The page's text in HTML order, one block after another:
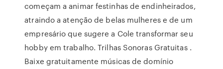
começam a animar festinhas de endinheirados,
atraindo a atenção de belas mulheres e de um
empresário que sugere a Cole transformar seu
hobby em trabalho. Trilhas Sonoras Gratuitas .
Baixe gratuitamente músicas de domínio